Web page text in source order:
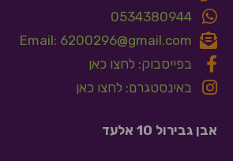
0534380944
Email: 6200296@gmail.com
בפייסבוק: לחצו כאן
באינסטגרם: לחצו כאן
אבן גבירול 10 אלעד